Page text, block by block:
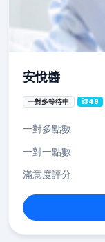
安悅醬
一對多等待中 i349
一對多點數
一對一點數
滿意度評分